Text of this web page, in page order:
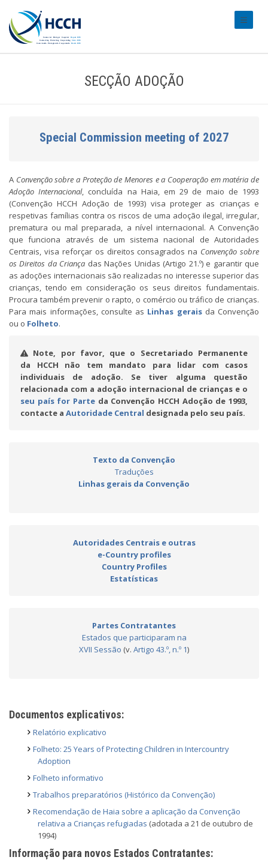
SECÇÃO ADOÇÃO
Special Commission meeting of 2027
A Convenção sobre a Proteção de Menores e a Cooperação em matéria de
Adoção Internacional, concluída na Haia, em 29 de maio de 1993
(Convenção HCCH Adoção de 1993) visa proteger as crianças e
respetivas famílias contra os riscos de uma adoção ilegal, irregular,
prematura ou mal preparada, a nível internacional. A Convenção
que funciona através de um sistema nacional de Autoridades
Centrais, visa reforçar os direitos consagrados na Convenção sobre
os Direitos da Criança das Nações Unidas (Artigo 21.º) e garantir que
as adoções internacionais são realizadas no interesse superior das
crianças, tendo em consideração os seus direitos fundamentais.
Procura também prevenir o rapto, o comércio ou tráfico de crianças.
Para mais informações, consulte as Linhas geraisda Convenção
ou o Folheto.
Note, por favor, que o Secretariado Permanente
da HCCH não tem mandato para lidar com casos
individuais de adoção. Se tiver alguma questão
relacionada com a adoção internacional de crianças e o
seu país for Parte da Convenção HCCH Adoção de 1993,
contacte a Autoridade Central designada pelo seu país.
Texto da Convenção
Traduções
Linhas gerais da Convenção
Autoridades Centrais e outras
e-Country profiles
Country Profiles
Estatísticas
Partes Contratantes
Estados que participaram na
XVII Sessão (v. Artigo 43.º, n.º 1)
Documentos explicativos:
Relatório explicativo
Folheto: 25 Years of Protecting Children in Intercountry
Adoption
Folheto informativo
Trabalhos preparatórios (Histórico da Convenção)
Recomendação de Haia sobre a aplicação da Convenção
relativa a Crianças refugiadas (adotada a 21 de outubro de
1994)
Informação para novos Estados Contratantes: